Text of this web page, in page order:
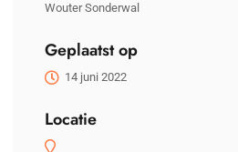
Wouter Sonderwal
Geplaatst op
14 juni 2022
Locatie